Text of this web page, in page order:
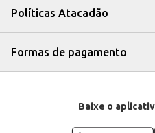
Políticas Atacadão
Formas de pagamento
Baixe o